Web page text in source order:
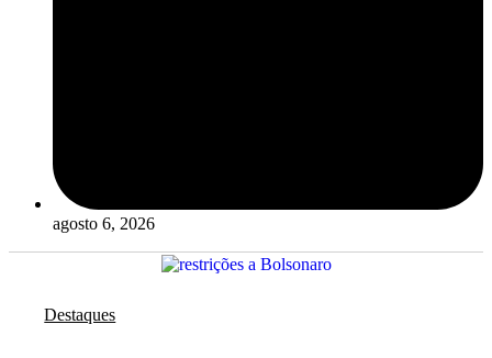
agosto 6, 2026
Destaques